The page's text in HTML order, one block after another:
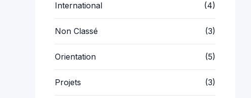
International (4)
Non Classé (3)
Orientation (5)
Projets (3)